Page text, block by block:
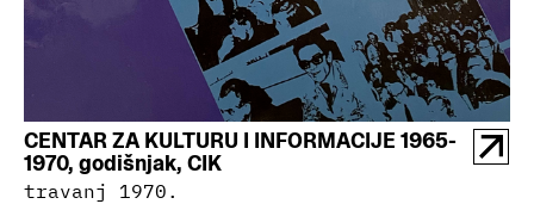
CENTAR ZA KULTURU I INFORMACIJE 1965-
1970, godišnjak, CIK
travanj 1970.